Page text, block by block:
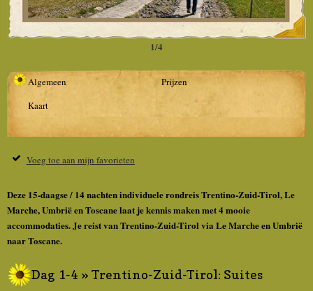
1/4
Algemeen
Prijzen
Kaart
Voeg toe aan mijn favorieten
Deze 15-daagse / 14 nachten individuele rondreis Trentino-Zuid-Tirol, Le
Marche, Umbrië en Toscane laat je kennis maken met 4 mooie
accommodaties. Je reist van Trentino-Zuid-Tirol via Le Marche en Umbrië
naar Toscane.
Dag 1-4 » Trentino-Zuid-Tirol: Suites